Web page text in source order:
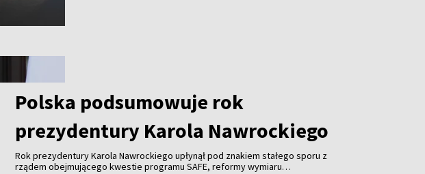
Polska podsumowuje rok
prezydentury Karola Nawrockiego
Rok prezydentury Karola Nawrockiego upłynął pod znakiem stałego sporu z
rządem obejmującego kwestie programu SAFE, reformy wymiaru